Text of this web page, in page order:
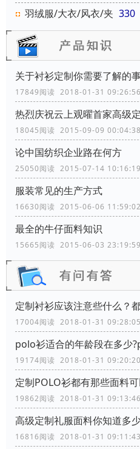
羽绒服/大衣/风衣/夹 330
关于衬衫定制你需要了解的事
17849阅读 2018-01-31 09:26:56
热烈庆祝云上观曜首家高级
18045阅读 2015-09-09 00:04:38
论中国纺织企业路在何方
25050阅读 2015-07-14 10:16:19
服装常见的生产方式
16630阅读 2015-06-06 11:59:02
最全的牛仔面料知识
15665阅读 2015-06-03 23:19:59
定制衬衫应该注意些什么？
17004阅读 2018-01-31 09:28:05
19174阅读 2018-01-31 09:20:20
定制POLO衫都有那些面料
19862阅读 2018-01-31 09:13:46
高级定制礼服面料你知道多
16816阅读 2018-01-31 09:11:43